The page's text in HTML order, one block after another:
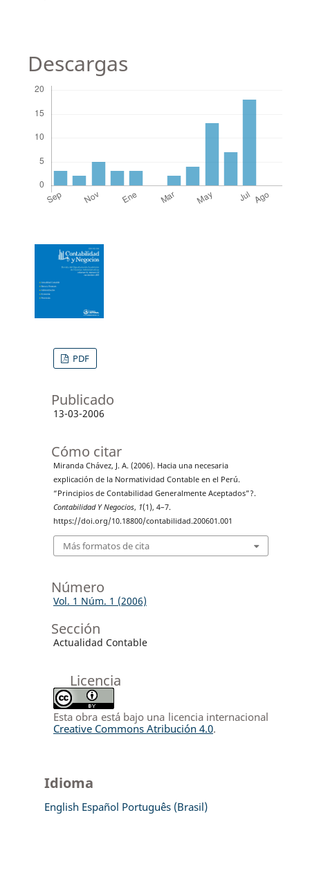
Descargas
PDF
Publicado
13-03-2006
Cómo citar
Miranda Chávez, J. A. (2006). Hacia una necesaria
explicación de la Normatividad Contable en el Perú.
“Principios de Contabilidad Generalmente Aceptados”?.
Contabilidad Y Negocios, 1(1), 4–7.
https://doi.org/10.18800/contabilidad.200601.001
Más formatos de cita
Número
Vol. 1 Núm. 1 (2006)
Sección
Actualidad Contable
Licencia
Esta obra está bajo una licencia internacional
Creative Commons Atribución 4.0.
Idioma
English Español Português (Brasil)